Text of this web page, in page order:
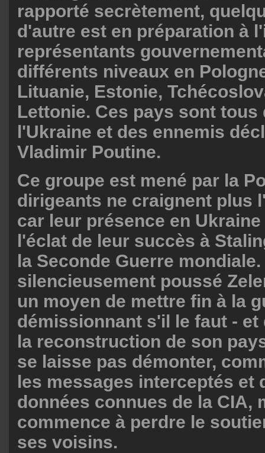
rapporté secrètement,
d'autre est en préparation à
représentants
différents niveaux en
Lituanie, Estonie,
Lettonie. Ces pays sont tous
l'Ukraine et des ennemis
Vladimir Poutine.
Ce groupe est mené par la
dirigeants ne craignent plus
car leur présence en
l'éclat de leur succès à
la Seconde Guerre mondiale.
silencieusement poussé
un moyen de mettre fin à la
démissionnant s'il le faut -
la reconstruction de son
se laisse pas démonter,
les messages interceptés et
données connues de la CIA,
commence à perdre le
ses voisins.